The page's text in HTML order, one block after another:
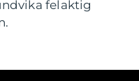
felaktig